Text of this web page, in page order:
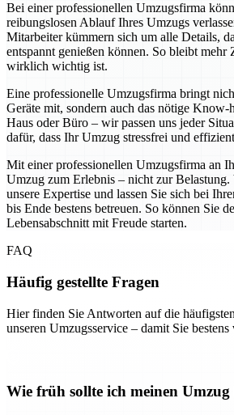
Bei einer professionellen Umzugsfirma
reibungslosen Ablauf Ihres Umzugs
Mitarbeiter kümmern sich um alle Details,
entspannt genießen können. So bleibt mehr
wirklich wichtig ist.
Eine professionelle Umzugsfirma bringt
Geräte mit, sondern auch das nötige
Haus oder Büro – wir passen uns jeder
dafür, dass Ihr Umzug stressfrei und
Mit einer professionellen Umzugsfirma an
Umzug zum Erlebnis – nicht zur Belastung.
unsere Expertise und lassen Sie sich bei
bis Ende bestens betreuen. So können Sie
Lebensabschnitt mit Freude starten.
FAQ
Häufig gestellte Fragen
Hier finden Sie Antworten auf die
unseren Umzugsservice – damit Sie bestens
Wie früh sollte ich meinen Umzug